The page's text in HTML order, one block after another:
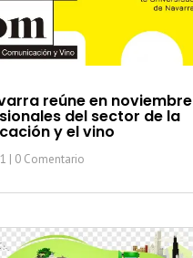
reúne en noviembre
del sector de la
y el vino
| 0 Comentario